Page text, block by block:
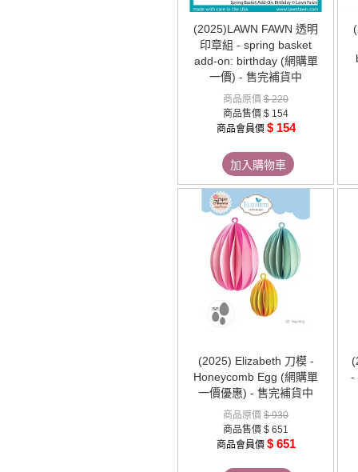
(2025)LAWN FAWN 透明
印章組 - spring basket
add-on: birthday (網購單
一價) - 售完補貨中
商品原價 $ 220
商品售價 $ 154
商品會員價 $ 154
加入購物車
(2025) Elizabeth 刀模 -
Honeycomb Egg (網購單
一價優惠) - 售完補貨中
商品原價 $ 930
商品售價 $ 651
商品會員價 $ 651
-